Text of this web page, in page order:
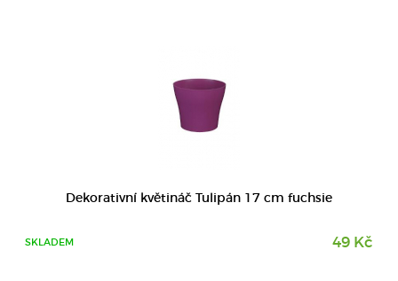
Dekorativní květináč Tulipán 17 cm fuchsie
SKLADEM 49 Kč